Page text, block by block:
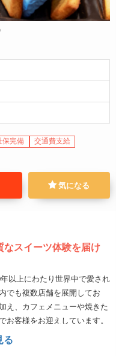
保完備
交通費支給
気になる
スイーツ体験を届け
以上にわたり世界中で愛され
でも複数店舗を展開してお
え、カフェメニューや焼きた
客様をお迎えしています。
ィを保持。繊細で贅沢な味わ
スタッフ一人ひとりの大切な